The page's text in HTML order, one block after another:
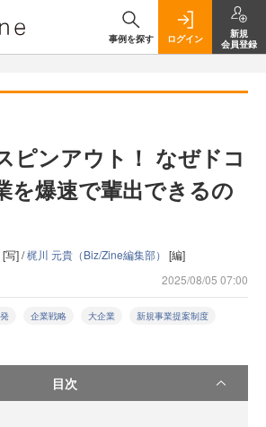
事例を探す ログイン
新規
会員登録
ピンアウト！ なぜドコ
を爆速で輩出できるの
[写] /梶川 元貴（Biz/Zine編集部） [編]
2025/08/05 07:00
企業戦略 大企業 新規事業提案制度
目次